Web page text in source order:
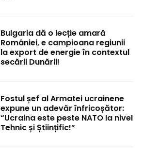
Bulgaria dă o lecție amară
României, e campioana regiunii
la export de energie în contextul
secării Dunării!
Fostul șef al Armatei ucrainene
expune un adevăr înfricoșător:
“Ucraina este peste NATO la nivel
Tehnic și Științific!”